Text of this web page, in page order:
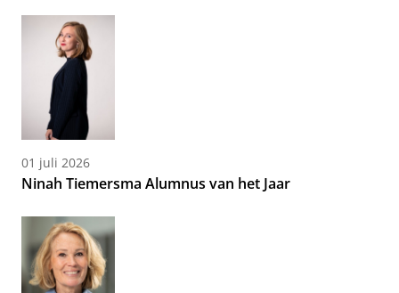
01 juli 2026
Ninah Tiemersma Alumnus van het Jaar